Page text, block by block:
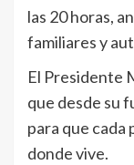
las 20 horas,
familiares y
El Presidente
que desde su
para que cada
donde vive.